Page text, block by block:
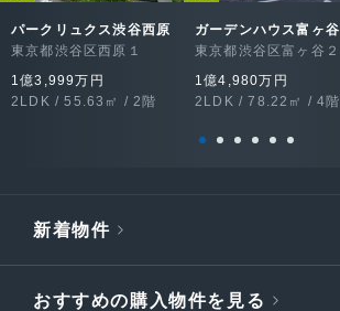
パークリュクス渋谷西原
東京都渋谷区西原１
1億3,999万円
2LDK / 55.63㎡ / 2階
ガーデンハウス富ヶ谷
東京都渋谷区富ヶ谷２
1億4,980万円
2LDK / 78.22㎡ / 4階
新着物件
おすすめの購入物件を見る